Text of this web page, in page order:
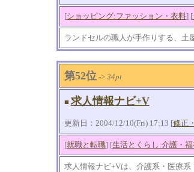
[ショッピング:ファッション・衣料] [
ランドセルの職人が手作りする、土
第52位-> 34pt
■ 求人情報ナビ+V
更新日：2004/12/10(Fri) 17:13 [修正
[就職と転職] [生活とくらし:介護・福
求人情報ナビ+Vは、介護系・医療系